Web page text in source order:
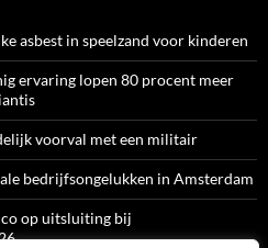
asbest in speelzand voor kinderen
ervaring lopen 80 procent meer
voorval met een militair
bedrijfsongelukken in Amsterdam
op uitsluiting bij